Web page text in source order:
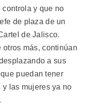
controla y que no
de plaza de un
de Jalisco.
otros más, continúan
a sus
puedan tener
las mujeres ya no